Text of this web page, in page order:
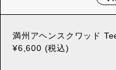
満州アヘンスクワッド
¥6,600 (税込)